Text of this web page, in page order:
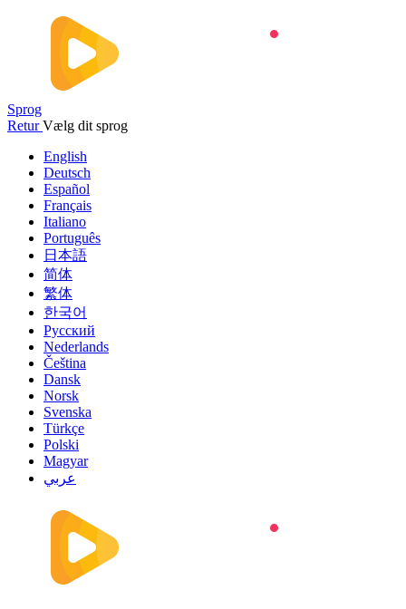
Sprog
Retur Vælg dit sprog
English
Deutsch
Español
Français
Italiano
Português
日本語
简体
繁体
한국어
Русский
Nederlands
Čeština
Dansk
Norsk
Svenska
Türkçe
Polski
Magyar
عربي